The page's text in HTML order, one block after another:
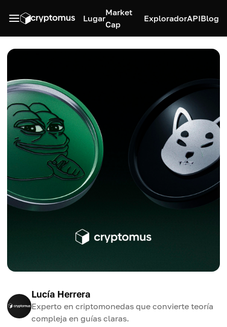
Lugar
Market
Cap
ExploradorAPIBlog
Lucía Herrera
Experto en criptomonedas que convierte teoría
compleja en guías claras.